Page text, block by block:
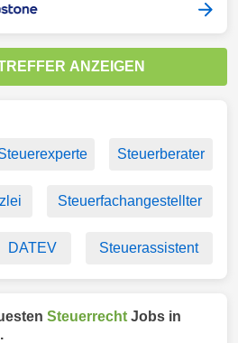
ANZEIGEN
Steuerberater
Steuerfachangestellter
DATEV Steuerassistent
Steuerrecht Jobs in